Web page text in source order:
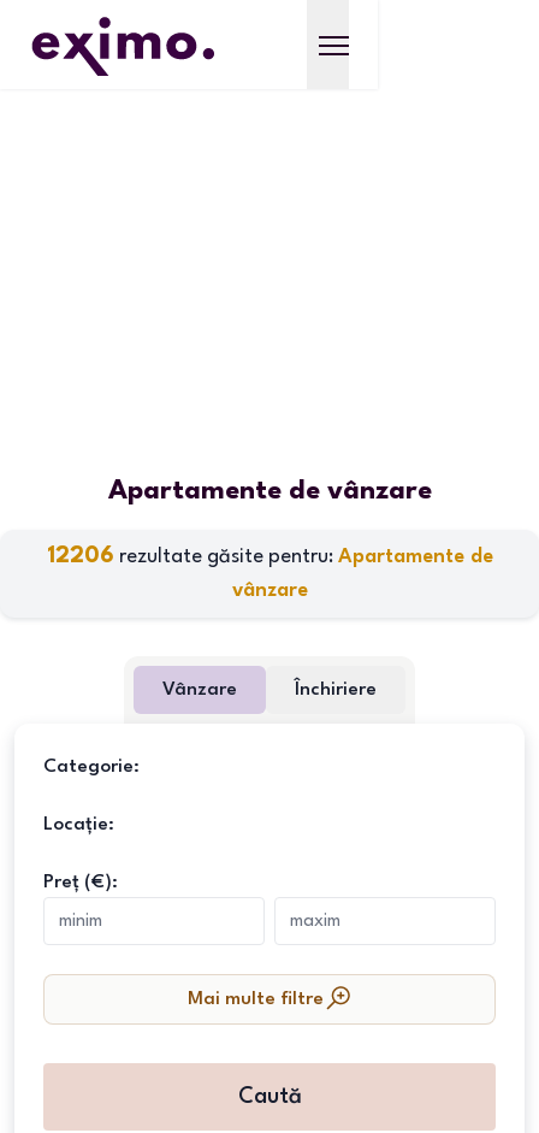
Apartamente de vânzare
12206 rezultate găsite pentru: Apartamente de
vânzare
Vânzare Închiriere
Categorie:
Locație:
Preț (€):
Mai multe filtre
Caută